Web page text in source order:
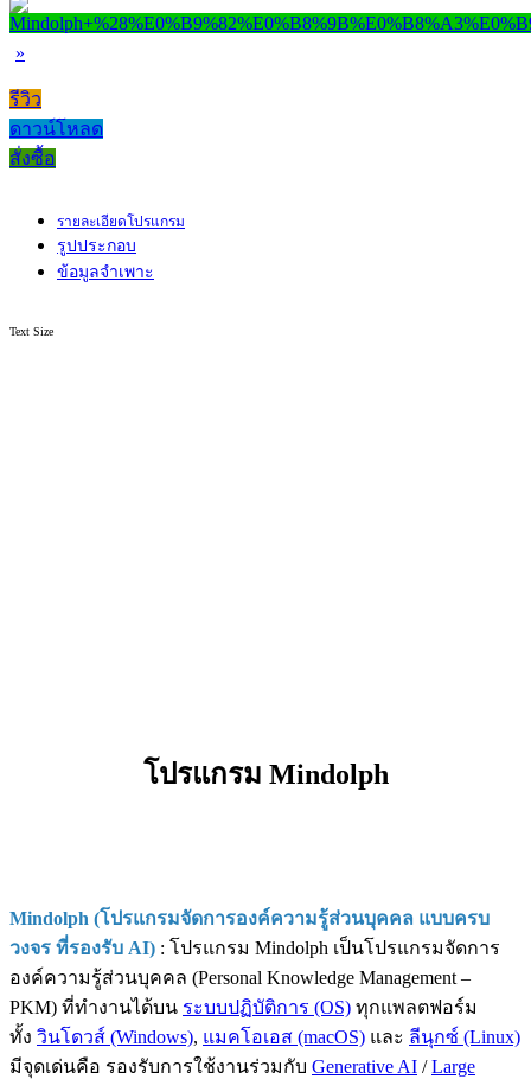
»
รีวิว
ดาวน์โหลด
สั่งซื้อ
รายละเอียดโปรแกรม
รูปประกอบ
ข้อมูลจำเพาะ
Text Size
โปรแกรม Mindolph
Mindolph (โปรแกรมจัดการองค์ความรู้ส่วนบุคคล แบบครบ
วงจร ที่รองรับ AI) : โปรแกรม Mindolph เป็นโปรแกรมจัดการ
องค์ความรู้ส่วนบุคคล (Personal Knowledge Management –
PKM) ที่ทำงานได้บน ระบบปฏิบัติการ (OS) ทุกแพลตฟอร์ม
ทั้ง วินโดวส์ (Windows), แมคโอเอส (macOS) และ ลีนุกซ์ (Linux)
มีจุดเด่นคือ รองรับการใช้งานร่วมกับ Generative AI /Large